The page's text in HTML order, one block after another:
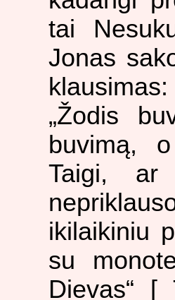
tai
Jonas
„Žodis
buvimą,
Taigi, ar
ikilaikiniu
su
Dievas“